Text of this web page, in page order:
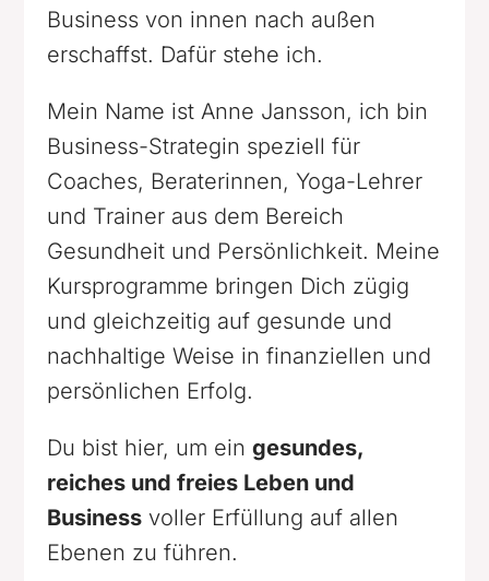
Business von innen nach außen
erschaffst. Dafür stehe ich.
Mein Name ist Anne Jansson, ich bin
Business-Strategin speziell für
Coaches, Beraterinnen, Yoga-Lehrer
und Trainer aus dem Bereich
Gesundheit und Persönlichkeit. Meine
Kursprogramme bringen Dich zügig
und gleichzeitig auf gesunde und
nachhaltige Weise in finanziellen und
persönlichen Erfolg.
Du bist hier, um ein gesundes,
reiches und freies Leben und
Businessvoller Erfüllung auf allen
Ebenen zu führen.